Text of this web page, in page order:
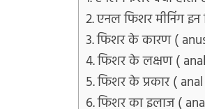
एनल फिशर मीनिंग
फिशर के कारण (
फिशर के लक्षण (
फिशर के प्रकार (
फिशर का इलाज (